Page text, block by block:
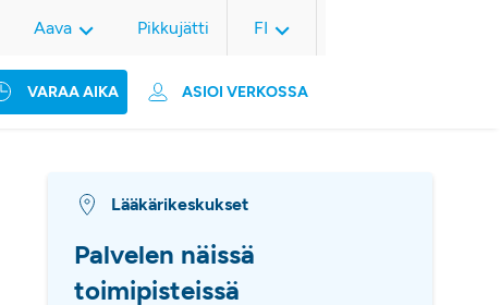
VARAA AIKA ASIOI VERKOSSA
Aava Pikkujätti FI
Lääkärikeskukset
Palvelen näissä
toimipisteissä